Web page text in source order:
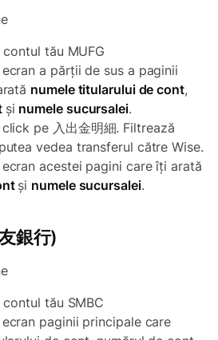
tău MUFG
a părții de sus a paginii
numele titularului de cont,
și numele sucursalei.
pe 入出金明細. Filtrează
vedea transferul către Wise.
acestei pagini care îți arată
şi numele sucursalei.
銀行)
tău SMBC
paginii principale care